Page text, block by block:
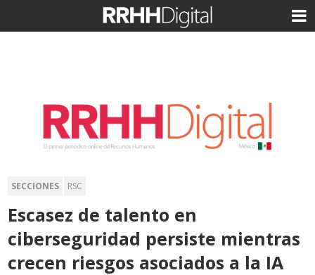
SECCIONES RSC
Escasez de talento en
ciberseguridad persiste mientras
crecen riesgos asociados a la IA